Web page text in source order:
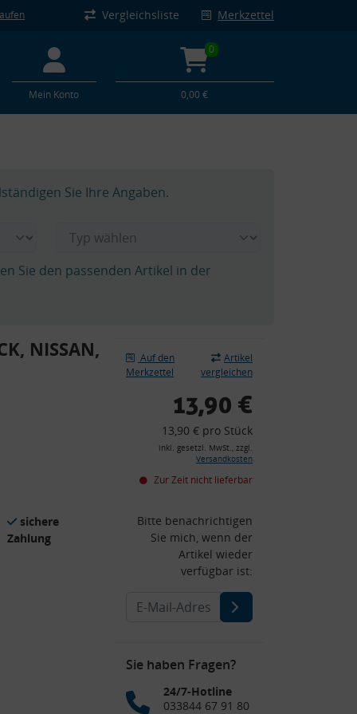
Vergleichsliste Merkzettel
Mein Konto
0
0,00 €
Sie Ihre Angaben.
Sie den passenden Artikel in der
NISSAN,
sichere
Zahlung
Auf den
Merkzettel
Artikel
vergleichen
13,90 €
13,90 € pro Stück
inkl. gesetzl. MwSt., zzgl.
Versandkosten
Zur Zeit nicht lieferbar
Bitte benachrichtigen
Sie mich, wenn der
Artikel wieder
verfügbar ist:
Sie haben Fragen?
24/7-Hotline
033844 67 91 80